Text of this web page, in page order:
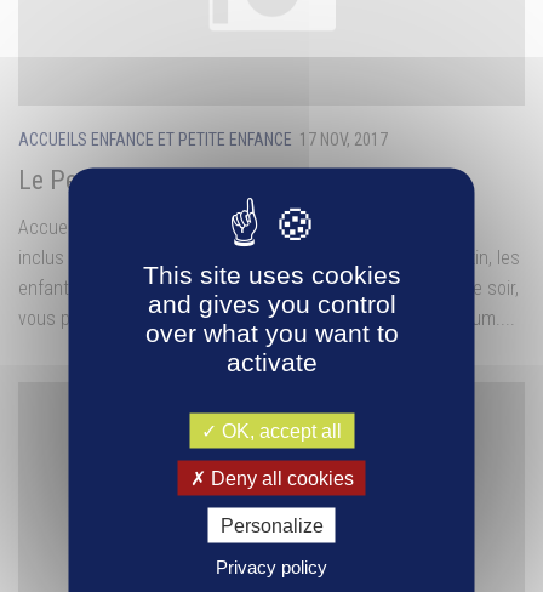
ACCUEILS ENFANCE ET PETITE ENFANCE 17 NOV, 2017
Le Petit Prince
Accueil de loisirs Le Petit PrinceEnfants entre 3 et 17 ans
inclus Uniquement pendant les vacances scolaires.Le matin, les
enfants doivent être déposés entre 7h30 et 9h maximumLe soir,
vous pouvez venir les chercher entre 17h et 18h30 maximum....
This site uses cookies
and gives you control
over what you want to
activate
OK, accept all
Deny all cookies
Personalize
Privacy policy